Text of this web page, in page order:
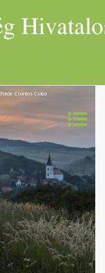
Fotók: Csontos Csaba